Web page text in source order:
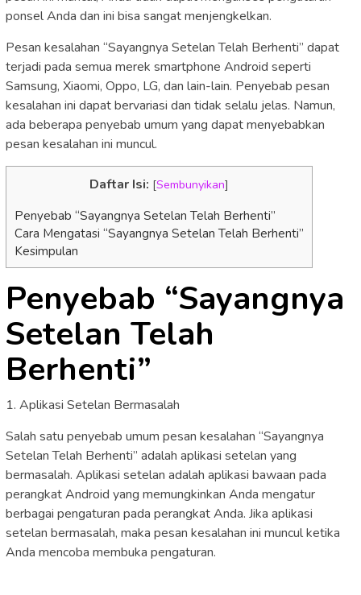
ponsel Anda dan ini bisa sangat menjengkelkan.
Pesan kesalahan “Sayangnya Setelan Telah Berhenti” dapat
terjadi pada semua merek smartphone Android seperti
Samsung, Xiaomi, Oppo, LG, dan lain-lain. Penyebab pesan
kesalahan ini dapat bervariasi dan tidak selalu jelas. Namun,
ada beberapa penyebab umum yang dapat menyebabkan
pesan kesalahan ini muncul.
Daftar Isi: [Sembunyikan]
Penyebab “Sayangnya Setelan Telah Berhenti”
Cara Mengatasi “Sayangnya Setelan Telah Berhenti”
Kesimpulan
Penyebab “Sayangnya
Setelan Telah
Berhenti”
1. Aplikasi Setelan Bermasalah
Salah satu penyebab umum pesan kesalahan “Sayangnya
Setelan Telah Berhenti” adalah aplikasi setelan yang
bermasalah. Aplikasi setelan adalah aplikasi bawaan pada
perangkat Android yang memungkinkan Anda mengatur
berbagai pengaturan pada perangkat Anda. Jika aplikasi
setelan bermasalah, maka pesan kesalahan ini muncul ketika
Anda mencoba membuka pengaturan.